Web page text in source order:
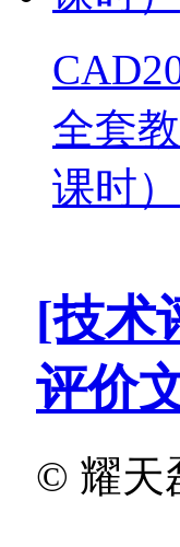
全套
课时）
[技术
评价
© 耀天